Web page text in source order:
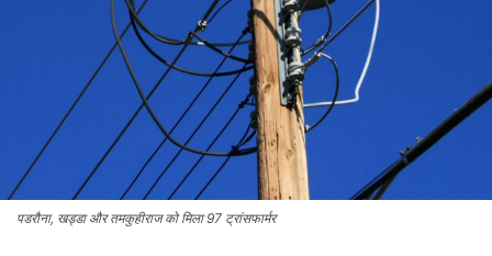
पडरौना, खड्डा और तमकुहीराज को मिला 97 ट्रांसफार्मर